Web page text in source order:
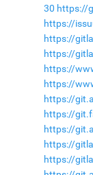
30 https://
https://
https://
https://
https://
https://
https://
https://
https://
https://
https://